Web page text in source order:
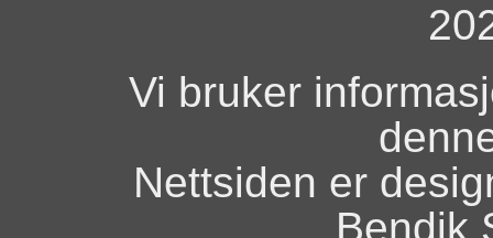
Vi bruker
Nettsiden er
Bendik